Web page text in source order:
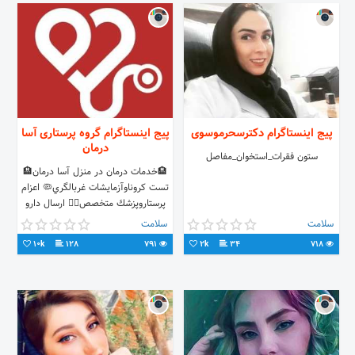
پیج اینستاگرام دکترسحرموسوی
ستون فقرات_استخوان_مفاصل
سلامت
34
2k
پیج اینستاگرام گروه پرستاری آسا
درمان
🏨خدمات درمان در منزل آسا درمان🏨
تست كروناوآزمايشات غربالگري🦠 اعزام
پرستاروپزشك متخصص👨‍⚕️ ارسال دارو
وتجهيزات💊 با مجوزرسمي ازوزارت
بهداشت📄 📲۰۹۱۲۰۱۶۳۲۸۴
سلامت
128
10k